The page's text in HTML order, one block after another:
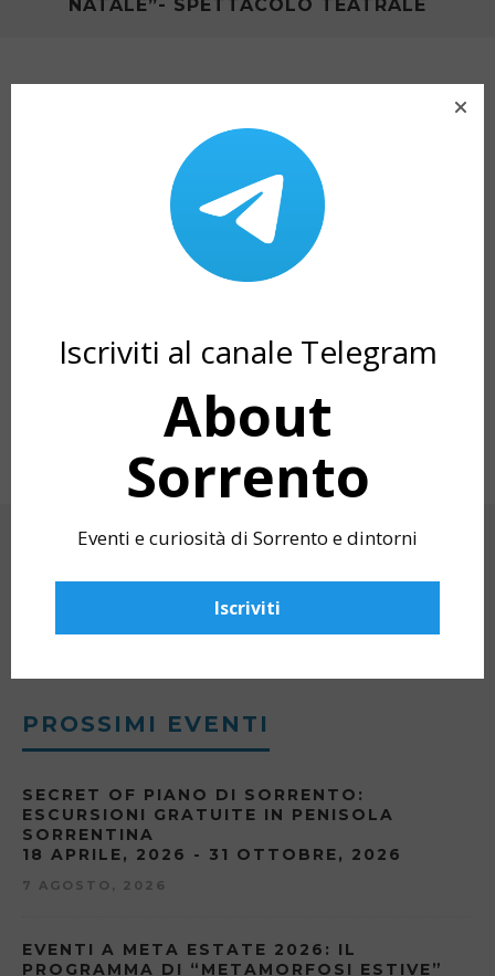
NATALE”- SPETTACOLO TEATRALE
THE CHIESA DI SANT’ANNA –
#MYPOVSORRENTO BY GIANNA
CERCA
PROSSIMI EVENTI
SECRET OF PIANO DI SORRENTO:
ESCURSIONI GRATUITE IN PENISOLA
SORRENTINA
18 APRILE, 2026 - 31 OTTOBRE, 2026
7 AGOSTO, 2026
EVENTI A META ESTATE 2026: IL
PROGRAMMA DI “METAMORFOSI ESTIVE”
Iscriviti al canale Telegram
About
Sorrento
Eventi e curiosità di Sorrento e dintorni
Iscriviti